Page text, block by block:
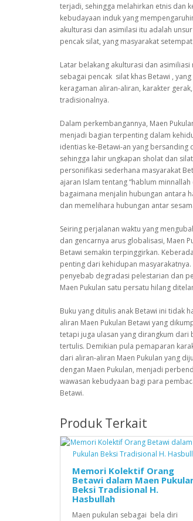
terjadi, sehingga melahirkan etnis dan
kebudayaan induk yang
akulturasi dan asimilasi itu adalah
pencak silat, yang masyarakat
Latar belakang akulturasi dan asimiliasi
sebagai pencak silat khas Betawi ,
keragaman aliran-aliran, karakter
tradisionalnya.
Dalam perkembangannya, Maen
menjadi bagian terpenting dalam
identias ke-Betawi-an yang bersanding
sehingga lahir ungkapan sholat dan
personifikasi sederhana masyarakat
ajaran Islam tentang “hablum
bagaimana menjalin hubungan antara
dan memelihara hubungan antar
Seiring perjalanan waktu yang
dan gencarnya arus globalisasi, Maen
Betawi semakin terpinggirkan.
penting dari kehidupan
penyebab degradasi pelestarian dan
Maen Pukulan satu persatu hilang
Buku yang ditulis anak Betawi ini tidak
aliran Maen Pukulan Betawi yang
tetapi juga ulasan yang dirangkum
tertulis. Demikian pula pemaparan
dari aliran-aliran Maen Pukulan yang
dengan Maen Pukulan, menjadi
wawasan kebudyaan bagi para
Betawi.
Produk Terkait
Memori Kolektif Orang
Betawi dalam Maen
Beksi Tradisional H.
Hasbullah
Maen pukulan sebagai bela diri